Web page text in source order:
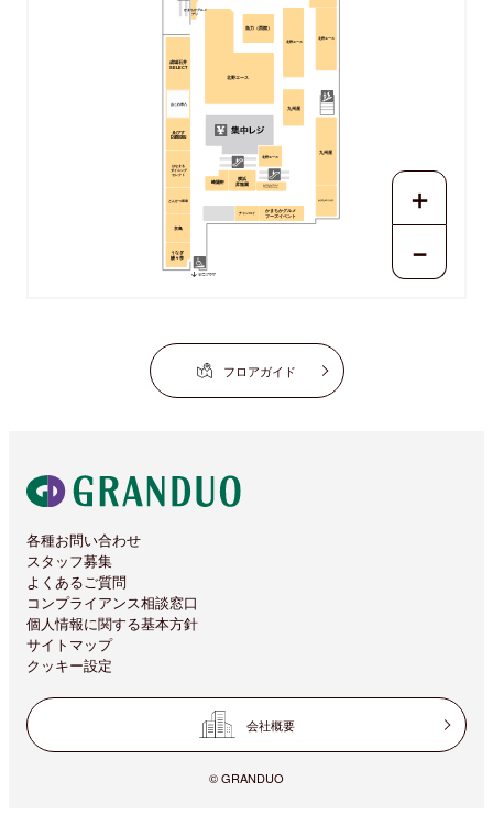
かまたのミカタ
チャンロイ
横浜
昇龍園
崎陽軒
成城石井
SELECT
おこわ米八
ゑびす
Daikoku
はなまる
ダイニング
セレクト
とんかつ和幸
京鳥
うなぎ
鰻々亭
北野エース
北野エース
北野エース
北野エース
九州屋
九州屋
魚力（西館）
かまちかグルメ
フーズイベント
かまちかグルメ
フーズイベント
かまちかグルメ
デリ
＋
－
フロアガイド
各種お問い合わせ
スタッフ募集
よくあるご質問
コンプライアンス相談窓口
個人情報に関する基本方針
サイトマップ
クッキー設定
会社概要
© GRANDUO